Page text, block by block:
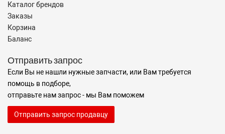
Каталог брендов
Заказы
Корзина
Баланс
Отправить запрос
Если Вы не нашли нужные запчасти, или Вам требуется
помощь в подборе,
отправьте нам запрос - мы Вам поможем
Отправить запрос продавцу